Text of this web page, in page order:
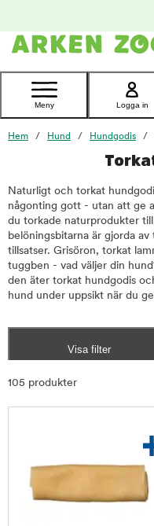
Kontakta
Meny Logga in
Hem Hund Hundgodis
Naturligt och torkat
någonting gott - utan att ge
du torkade naturprodukter
belöningsbitarna är gjorda
tillsatser. Grisöron, torkat
tuggben - vad väljer din
den äter torkat hundgodis
hund under uppsikt när du
Visa filter
105 produkter